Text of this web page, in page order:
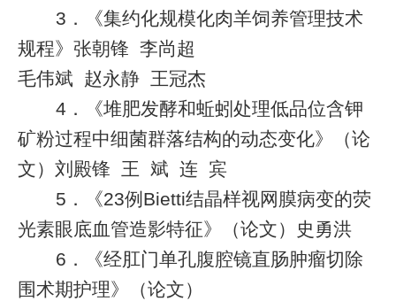
3 ．《集约化规模化肉羊饲养管理技术
规程》张朝锋 李尚超
毛伟斌 赵永静 王冠杰
4 ．《堆肥发酵和蚯蚓处理低品位含钾
矿粉过程中细菌群落结构的动态变化》（论
文）刘殿锋 王 斌 连 宾
5 ．《23例 Bietti结晶样视网膜病变的荧
光素眼底血管造影特征》（论文）史勇洪
6 ．《经肛门单孔腹腔镜直肠肿瘤切除
围术期护理》（论文）